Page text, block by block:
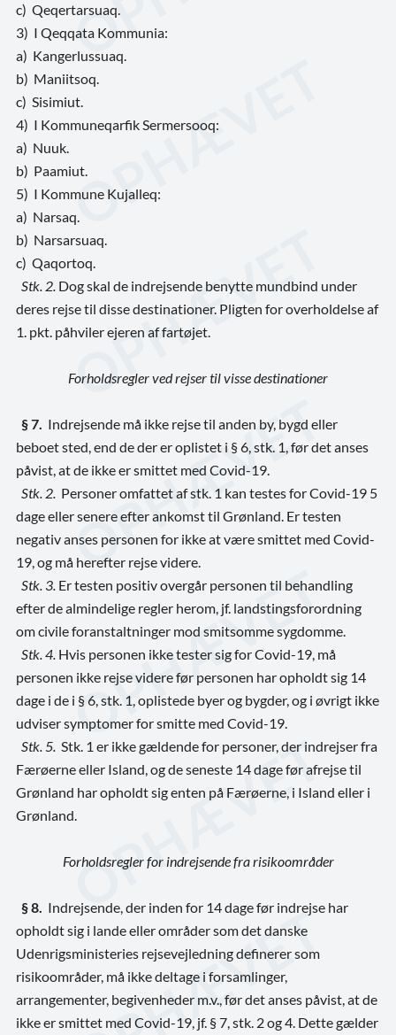
c) Qeqertarsuaq.
3) I Qeqqata Kommunia:
a) Kangerlussuaq.
b) Maniitsoq.
c) Sisimiut.
4) I Kommuneqarfik Sermersooq:
a) Nuuk.
b) Paamiut.
5) I Kommune Kujalleq:
a) Narsaq.
b) Narsarsuaq.
c) Qaqortoq.
Stk. 2. Dog skal de indrejsende benytte mundbind under
deres rejse til disse destinationer. Pligten for overholdelse af
1. pkt. påhviler ejeren af fartøjet.
Forholdsregler ved rejser til visse destinationer
§ 7. Indrejsende må ikke rejse til anden by, bygd eller
beboet sted, end de der er oplistet i § 6, stk. 1, før det anses
påvist, at de ikke er smittet med Covid-19.
Stk. 2. Personer omfattet af stk. 1 kan testes for Covid-19 5
dage eller senere efter ankomst til Grønland. Er testen
negativ anses personen for ikke at være smittet med Covid-
19, og må herefter rejse videre.
Stk. 3. Er testen positiv overgår personen til behandling
efter de almindelige regler herom, jf. landstingsforordning
om civile foranstaltninger mod smitsomme sygdomme.
Stk. 4. Hvis personen ikke tester sig for Covid-19, må
personen ikke rejse videre før personen har opholdt sig 14
dage i de i § 6, stk. 1, oplistede byer og bygder, og i øvrigt ikke
udviser symptomer for smitte med Covid-19.
Stk. 5. Stk. 1 er ikke gældende for personer, der indrejser fra
Færøerne eller Island, og de seneste 14 dage før afrejse til
Grønland har opholdt sig enten på Færøerne, i Island eller i
Grønland.
Forholdsregler for indrejsende fra risikoområder
§ 8. Indrejsende, der inden for 14 dage før indrejse har
opholdt sig i lande eller områder som det danske
Udenrigsministeries rejsevejledning definerer som
risikoområder, må ikke deltage i forsamlinger,
arrangementer, begivenheder m.v., før det anses påvist, at de
ikke er smittet med Covid-19, jf. § 7, stk. 2 og 4. Dette gælder